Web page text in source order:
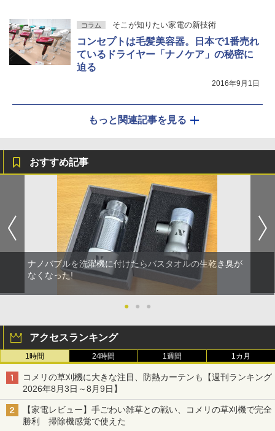
コラム そこが知りたい家電の新技術
コンセプトは毛髪美容器。日本で1番売れ
ているドライヤー「ナノケア」の秘密に
迫る
2016年9月1日
もっと関連記事を見る
おすすめ記事
ナノバブルを洗濯機に付けたらバスタオルの生乾き臭が
なくなった!
● ● ●
アクセスランキング
1時間 24時間 1週間 1カ月
コメリの草刈機に大きな注目、防熱カーテンも【週刊ランキング
2026年8月3日～8月9日】
【家電レビュー】手ごわい雑草との戦い、コメリの草刈機で完全
勝利 掃除機感覚で使えた